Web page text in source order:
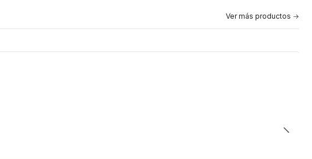
Ver más productos